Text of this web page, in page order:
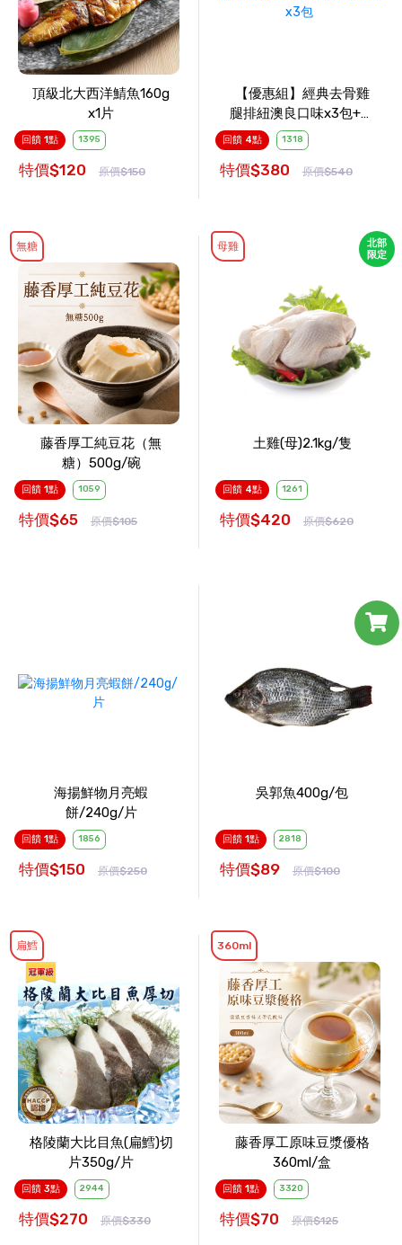
頂級北大西洋鯖魚160g
x1片
回饋 1點 1395
特價$120 原價$150
【優惠組】經典去骨雞
腿排紐澳良口味x3包+蔥
燒口味x3包
回饋 4點 1318
特價$380 原價$540
藤香厚工純豆花（無
糖）500g/碗
回饋 1點 1059
特價$65 原價$105
無糖
北部
限定
土雞(母)2.1kg/隻
回饋 4點 1261
特價$420 原價$620
母雞
海揚鮮物月亮蝦
餅/240g/片
回饋 1點 1856
特價$150 原價$250
吳郭魚400g/包
回饋 1點 2818
特價$89 原價$100
格陵蘭大比目魚(扁鱈)切
片350g/片
回饋 3點 2944
特價$270 原價$330
扁鱈
藤香厚工原味豆漿優格
360ml/盒
回饋 1點 3320
特價$70 原價$125
360ml